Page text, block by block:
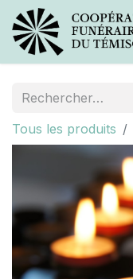
Tous les produits